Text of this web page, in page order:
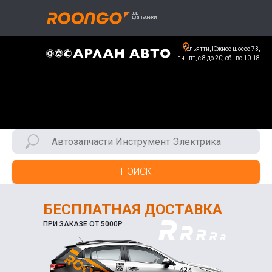
Тольятти, Южное шоссе 73,
пн - пт, с 8 до 20; сб - вс 10-18
ПОИСК
БЕСПЛАТНАЯ ДОСТАВКА
ПРИ ЗАКАЗЕ ОТ 5000Р